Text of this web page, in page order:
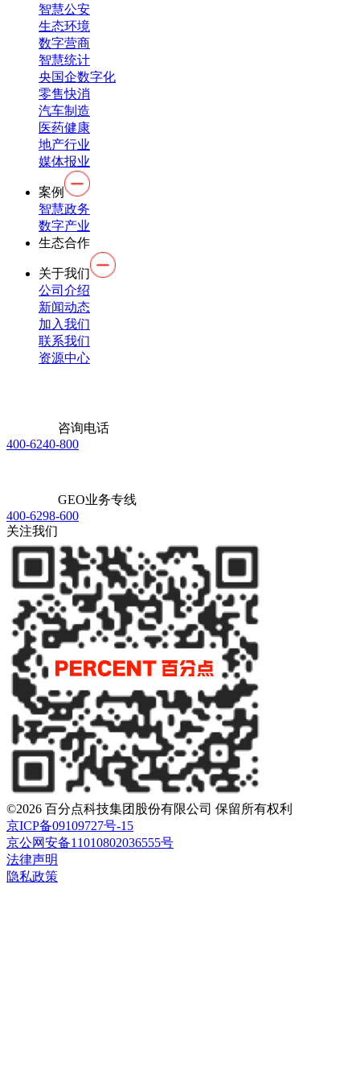
智慧公安
生态环境
数字营商
智慧统计
央国企数字化
零售快消
汽车制造
医药健康
地产行业
媒体报业
案例
智慧政务
数字产业
生态合作
关于我们
公司介绍
新闻动态
加入我们
联系我们
资源中心
咨询电话
400-6240-800
GEO业务专线
400-6298-600
关注我们
©2026 百分点科技集团股份有限公司 保留所有权利
京ICP备09109727号-15
京公网安备11010802036555号
法律声明
隐私政策